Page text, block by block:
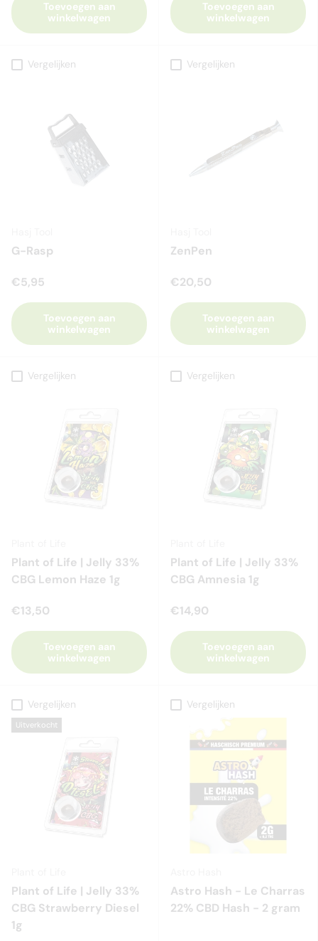
Toevoegen aan
winkelwagen
Toevoegen aan
winkelwagen
Vergelijken
G-Rasp
€5,95
Toevoegen aan
winkelwagen
Vergelijken
ZenPen
€20,50
Toevoegen aan
winkelwagen
Vergelijken
Plant of Life | Jelly 33%
CBG Lemon Haze 1g
€13,50
Toevoegen aan
winkelwagen
Vergelijken
Plant of Life | Jelly 33%
CBG Amnesia 1g
€14,90
Toevoegen aan
winkelwagen
Vergelijken
Uitverkocht
Plant of Life | Jelly 33%
CBG Strawberry Diesel
1g
Vergelijken
Astro Hash - Le Charras
22% CBD Hash - 2 gram